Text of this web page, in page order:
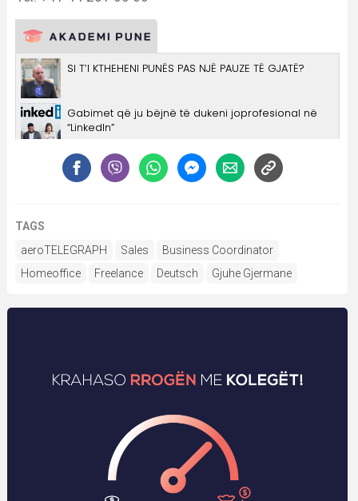
TAGS
aeroTELEGRAPH
Sales
Business Coordinator
Homeoffice
Freelance Deutsch Gjuhe Gjermane